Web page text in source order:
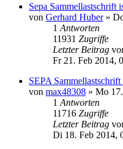
Sepa Sammellastschrift
von Gerhard Huber»
1 Antworten
11931 Zugriffe
Letzter Beitrag
Fr 21. Feb 2014,
SEPA
von max48308 » Mo
1 Antworten
11716 Zugriffe
Letzter Beitrag
Di 18. Feb 2014,